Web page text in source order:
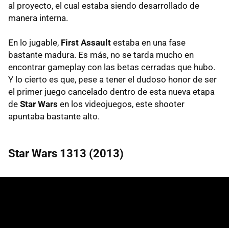
al proyecto, el cual estaba siendo desarrollado de
manera interna.
En lo jugable, First Assault estaba en una fase
bastante madura. Es más, no se tarda mucho en
encontrar gameplay con las betas cerradas que hubo.
Y lo cierto es que, pese a tener el dudoso honor de ser
el primer juego cancelado dentro de esta nueva etapa
de Star Wars en los videojuegos, este shooter
apuntaba bastante alto.
Star Wars 1313 (2013)